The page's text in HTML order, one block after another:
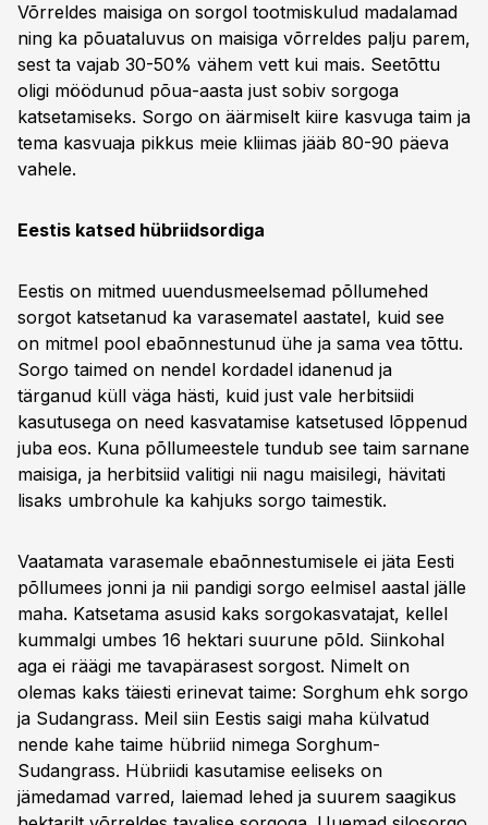
Võrreldes maisiga on sorgol tootmiskulud madalamad
ning ka põuataluvus on maisiga võrreldes palju parem,
sest ta vajab 30-50% vähem vett kui mais. Seetõttu
oligi möödunud põua-aasta just sobiv sorgoga
katsetamiseks. Sorgo on äärmiselt kiire kasvuga taim ja
tema kasvuaja pikkus meie kliimas jääb 80-90 päeva
vahele.
Eestis katsed hübriidsordiga
Eestis on mitmed uuendusmeelsemad põllumehed
sorgot katsetanud ka varasematel aastatel, kuid see
on mitmel pool ebaõnnestunud ühe ja sama vea tõttu.
Sorgo taimed on nendel kordadel idanenud ja
tärganud küll väga hästi, kuid just vale herbitsiidi
kasutusega on need kasvatamise katsetused lõppenud
juba eos. Kuna põllumeestele tundub see taim sarnane
maisiga, ja herbitsiid valitigi nii nagu maisilegi, hävitati
lisaks umbrohule ka kahjuks sorgo taimestik.
Vaatamata varasemale ebaõnnestumisele ei jäta Eesti
põllumees jonni ja nii pandigi sorgo eelmisel aastal jälle
maha. Katsetama asusid kaks sorgokasvatajat, kellel
kummalgi umbes 16 hektari suurune põld. Siinkohal
aga ei räägi me tavapärasest sorgost. Nimelt on
olemas kaks täiesti erinevat taime: Sorghum ehk sorgo
ja Sudangrass. Meil siin Eestis saigi maha külvatud
nende kahe taime hübriid nimega Sorghum-
Sudangrass. Hübriidi kasutamise eeliseks on
jämedamad varred, laiemad lehed ja suurem saagikus